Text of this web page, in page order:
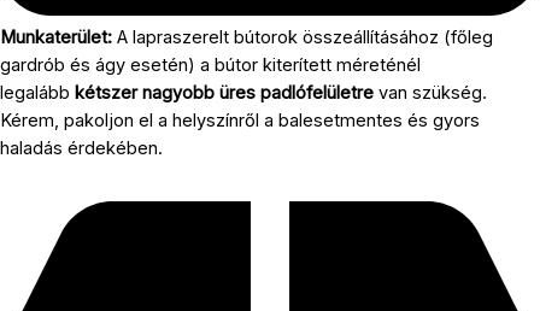
Munkaterület: A lapraszerelt bútorok összeállításához (főleg
gardrób és ágy esetén) a bútor kiterített méreténél
legalább kétszer nagyobb üres padlófelületre van szükség.
Kérem, pakoljon el a helyszínről a balesetmentes és gyors
haladás érdekében.